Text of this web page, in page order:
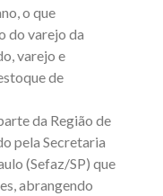
o que
do varejo da
varejo e
de
da Região de
pela Secretaria
(Sefaz/SP) que
abrangendo